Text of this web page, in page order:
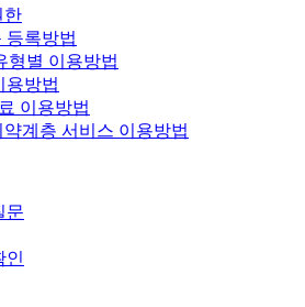
한
등록방법
형별 이용방법
용방법
이용방법
약계층 서비스 이용방법
문
인